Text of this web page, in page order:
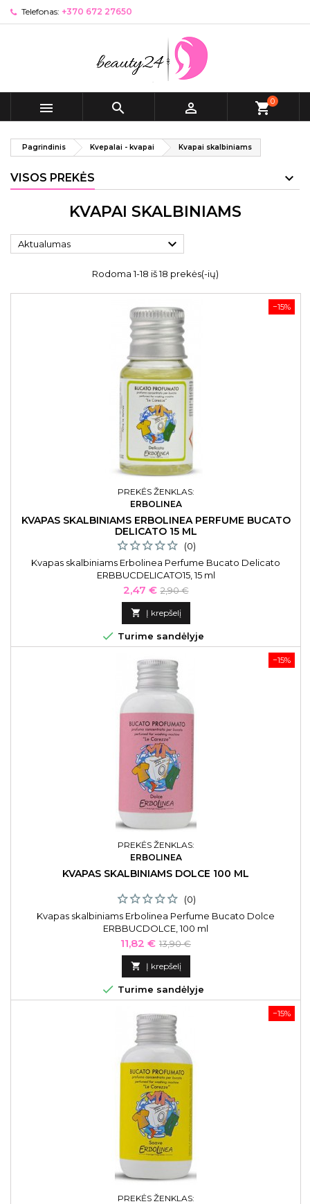
Telefonas: +370 672 27650
   shopping_cart0
Pagrindinis Kvepalai - kvapai Kvapai skalbiniams
VISOS PREKĖS
KVAPAI SKALBINIAMS
Aktualumas 
Rodoma 1-18 iš 18 prekės(-ių)
−15%
PREKĖS ŽENKLAS:
ERBOLINEA
KVAPAS SKALBINIAMS ERBOLINEA PERFUME BUCATO
DELICATO 15 ML
(0)
Kvapas skalbiniams Erbolinea Perfume Bucato Delicato
ERBBUCDELICATO15, 15 ml
Kaina
2,47 € Bazinė
kaina
2,90 €
 Į krepšelį
 Turime sandėlyje
−15%
PREKĖS ŽENKLAS:
ERBOLINEA
KVAPAS SKALBINIAMS DOLCE 100 ML
(0)
Kvapas skalbiniams Erbolinea Perfume Bucato Dolce
ERBBUCDOLCE, 100 ml
Kaina
11,82 € Bazinė
kaina
13,90 €
 Į krepšelį
 Turime sandėlyje
−15%
PREKĖS ŽENKLAS: